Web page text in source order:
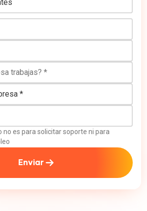
no es para solicitar soporte ni para
Enviar